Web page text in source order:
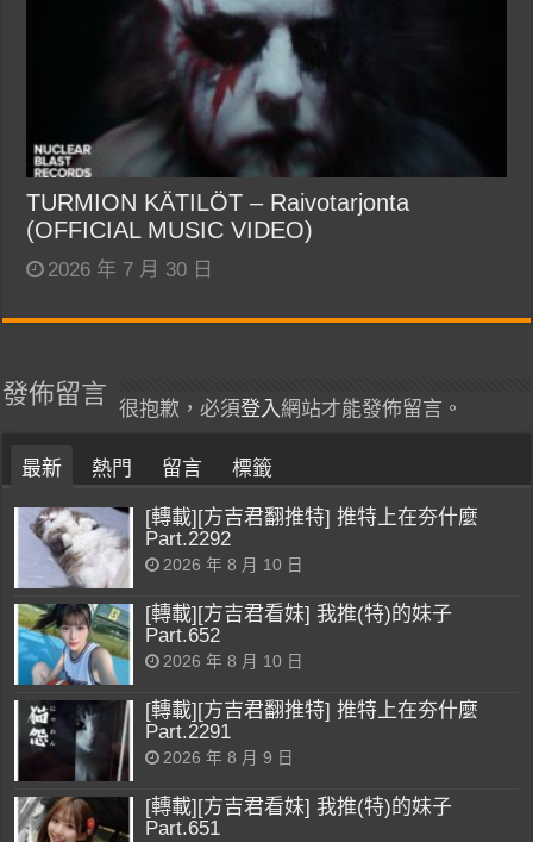
TURMION KÄTILÖT – Raivotarjonta
(OFFICIAL MUSIC VIDEO)
2026 年 7 月 30 日
發佈留言
很抱歉，必須登入網站才能發佈留言。
最新 熱門 留言 標籤
[轉載][方吉君翻推特] 推特上在夯什麼
Part.2292
2026 年 8 月 10 日
[轉載][方吉君看妹] 我推(特)的妹子
Part.652
2026 年 8 月 10 日
[轉載][方吉君翻推特] 推特上在夯什麼
Part.2291
2026 年 8 月 9 日
[轉載][方吉君看妹] 我推(特)的妹子
Part.651